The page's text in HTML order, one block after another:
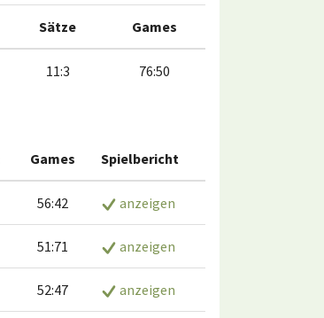
Sätze Games
11:3 76:50
Games Spielbericht
56:42 anzeigen
51:71 anzeigen
52:47 anzeigen